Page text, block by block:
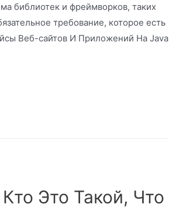
библиотек и фреймворков, таких
требование, которое есть
Веб-сайтов И Приложений На Java
Это Такой, Что